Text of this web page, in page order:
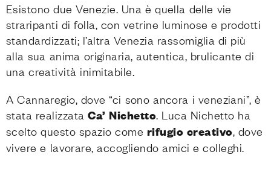
Esistono due Venezie. Una è quella delle vie
straripanti di folla, con vetrine luminose e prodotti
standardizzati; l’altra Venezia rassomiglia di più
alla sua anima originaria, autentica, brulicante di
una creatività inimitabile.
A Cannaregio, dove “ci sono ancora i veneziani”, è
stata realizzataCa’ Nichetto . Luca Nichetto ha
scelto questo spazio come rifugio creativo , dove
vivere e lavorare, accogliendo amici e colleghi.